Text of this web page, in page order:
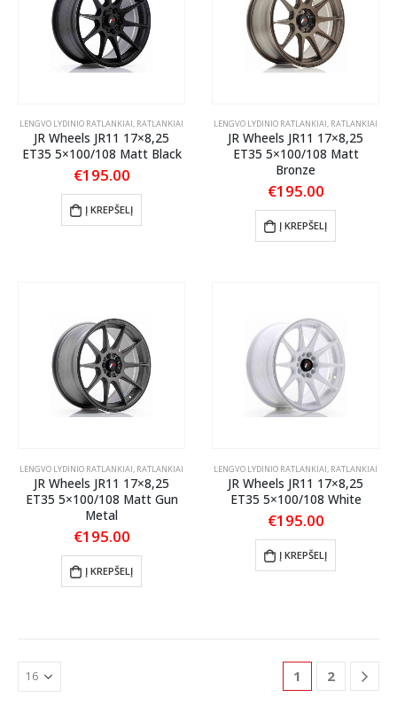
LENGVO LYDINIO RATLANKIAI, RATLANKIAI
JR Wheels JR11 17×8,25
ET35 5×100/108 Matt Black
€195.00
Į KREPŠELĮ
LENGVO LYDINIO RATLANKIAI, RATLANKIAI
JR Wheels JR11 17×8,25
ET35 5×100/108 Matt
Bronze
€195.00
Į KREPŠELĮ
LENGVO LYDINIO RATLANKIAI, RATLANKIAI
JR Wheels JR11 17×8,25
ET35 5×100/108 Matt Gun
Metal
€195.00
Į KREPŠELĮ
LENGVO LYDINIO RATLANKIAI, RATLANKIAI
JR Wheels JR11 17×8,25
ET35 5×100/108 White
€195.00
Į KREPŠELĮ
1 2